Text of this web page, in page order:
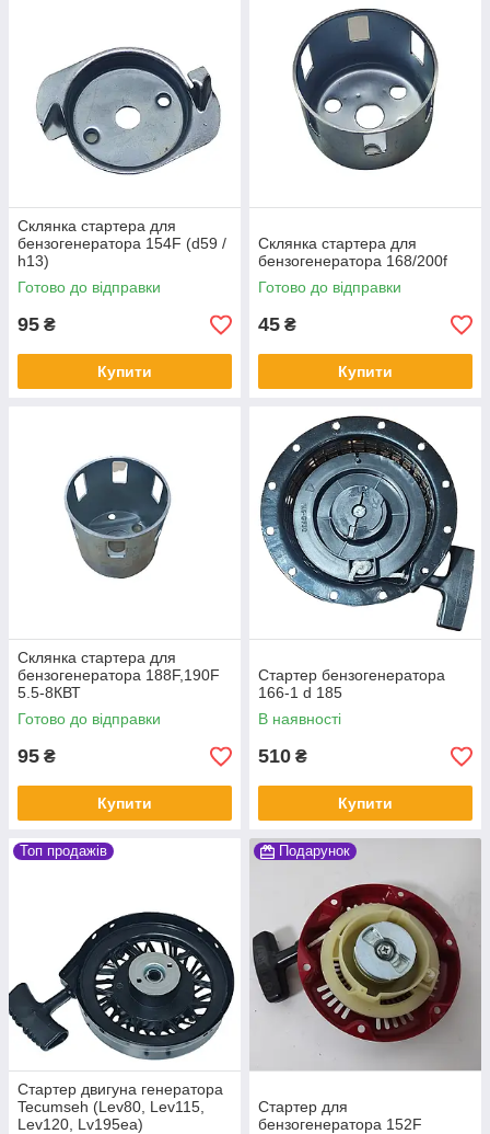
Склянка стартера для
бензогенератора 154F (d59 /
h13)
Готово до відправки
95 ₴
Купити
Склянка стартера для
бензогенератора 168/200f
Готово до відправки
45 ₴
Купити
Склянка стартера для
бензогенератора 188F,190F
5.5-8КВТ
Готово до відправки
95 ₴
Купити
Стартер бензогенератора
166-1 d 185
В наявності
510 ₴
Купити
Топ продажів
Стартер двигуна генератора
Tecumseh (Lev80, Lev115,
Lev120, Lv195ea)
Подарунок
Стартер для
бензогенератора 152F